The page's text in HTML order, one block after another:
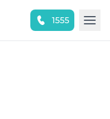
1555